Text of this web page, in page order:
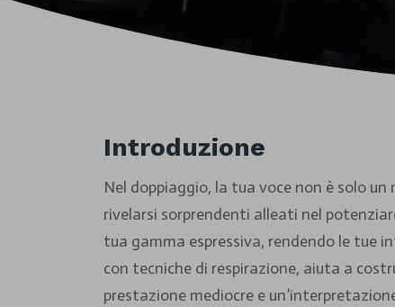
Introduzione
Nel doppiaggio, la tua voce non è solo
rivelarsi sorprendenti alleati nel
tua gamma espressiva, rendendo le tue
con tecniche di respirazione, aiuta a
prestazione mediocre e